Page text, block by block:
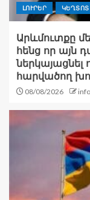
ԼՈՒՐԵՐ ԿԵՂՏՈՏ
Արևմուտքը
հենց որ այն
հարվածող
08/08/2026